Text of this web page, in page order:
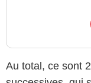
Au total, ce sont